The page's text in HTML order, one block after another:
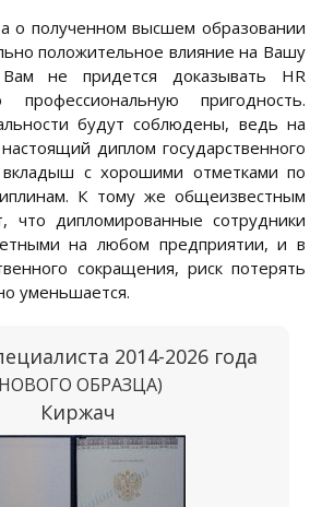
о полученном высшем образовании
положительное влияние на Вашу
не придется доказывать HR
пригодность.
будут соблюдены, ведь на
диплом государственного
с хорошими отметками по
К тому же общеизвестным
что дипломированные сотрудники
на любом предприятии, и в
сокращения, риск потерять
уменьшается.
2014-2026 года
ОБРАЗЦА)
Киржач